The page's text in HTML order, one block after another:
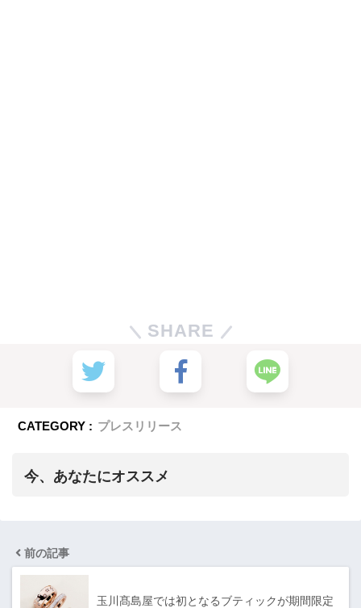
SHARE
CATEGORY : プレスリリース
今、あなたにオススメ
前の記事
玉川髙島屋では初となるブティックが期間限定